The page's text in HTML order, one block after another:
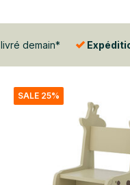
, livré demain*
SALE 25%